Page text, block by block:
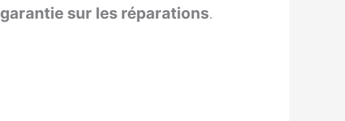
garantie sur les réparations.